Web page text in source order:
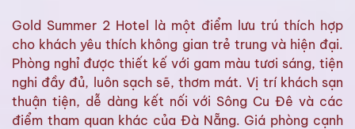
Gold Summer 2 Hotel là một điểm lưu trú thích hợp
cho khách yêu thích không gian trẻ trung và hiện đại.
Phòng nghỉ được thiết kế với gam màu tươi sáng, tiện
nghi đầy đủ, luôn sạch sẽ, thơm mát. Vị trí khách sạn
thuận tiện, dễ dàng kết nối với Sông Cu Đê và các
điểm tham quan khác của Đà Nẵng. Giá phòng cạnh